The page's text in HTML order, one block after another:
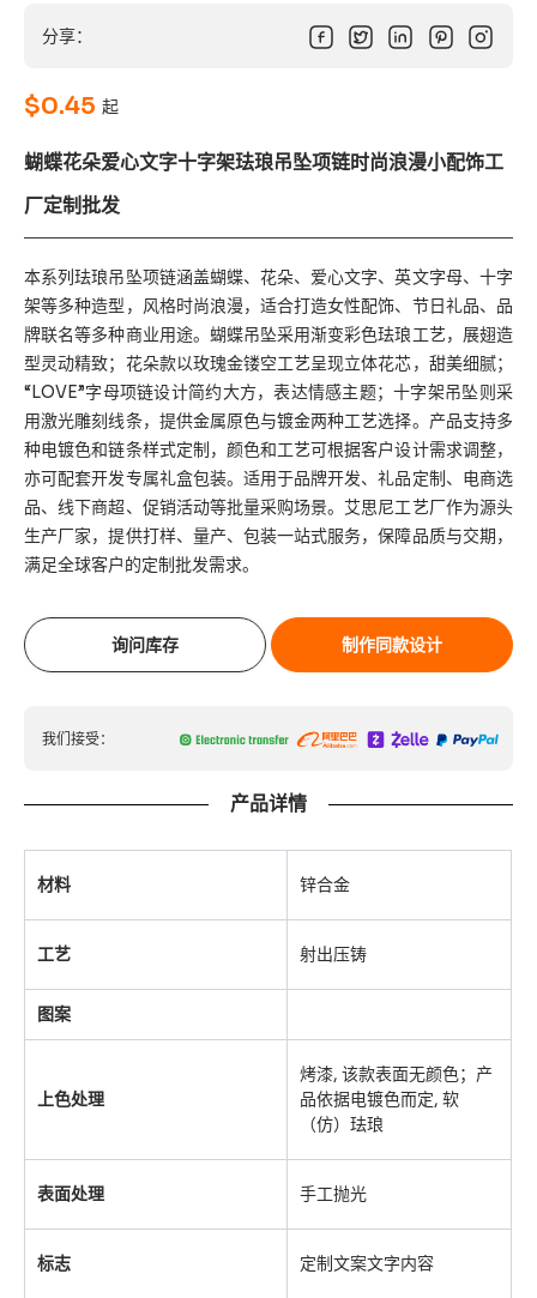
分享：
$0.45 起
蝴蝶花朵爱心文字十字架珐琅吊坠项链时尚浪漫小配饰工
厂定制批发
本系列珐琅吊坠项链涵盖蝴蝶、花朵、爱心文字、英文字母、十字
架等多种造型，风格时尚浪漫，适合打造女性配饰、节日礼品、品
牌联名等多种商业用途。蝴蝶吊坠采用渐变彩色珐琅工艺，展翅造
型灵动精致；花朵款以玫瑰金镂空工艺呈现立体花芯，甜美细腻；
“LOVE”字母项链设计简约大方，表达情感主题；十字架吊坠则采
用激光雕刻线条，提供金属原色与镀金两种工艺选择。产品支持多
种电镀色和链条样式定制，颜色和工艺可根据客户设计需求调整，
亦可配套开发专属礼盒包装。适用于品牌开发、礼品定制、电商选
品、线下商超、促销活动等批量采购场景。艾思尼工艺厂作为源头
生产厂家，提供打样、量产、包装一站式服务，保障品质与交期，
满足全球客户的定制批发需求。
询问库存 制作同款设计
我们接受：
产品详情
材料 锌合金
工艺 射出压铸
图案
上色处理
烤漆, 该款表面无颜色；产
品依据电镀色而定, 软
（仿）珐琅
表面处理 手工抛光
标志 定制文案文字内容